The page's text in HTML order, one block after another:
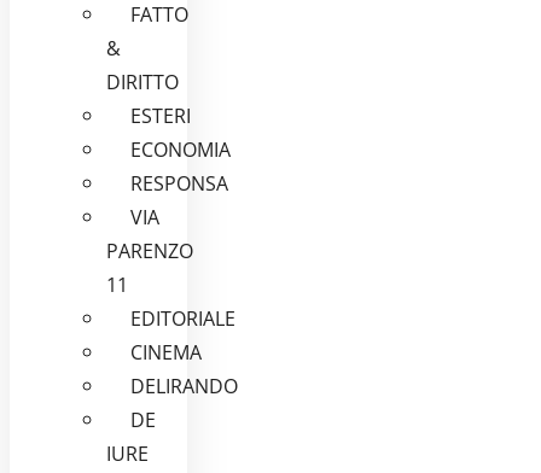
FATTO
&
DIRITTO
ESTERI
ECONOMIA
RESPONSA
VIA
PARENZO
11
EDITORIALE
CINEMA
DELIRANDO
DE
IURE